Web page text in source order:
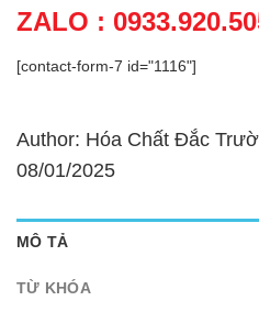
ZALO :
[contact-form-7 id="1116"]
Author: Hóa Chất Đắc
08/01/2025
MÔ TẢ
TỪ KHÓA